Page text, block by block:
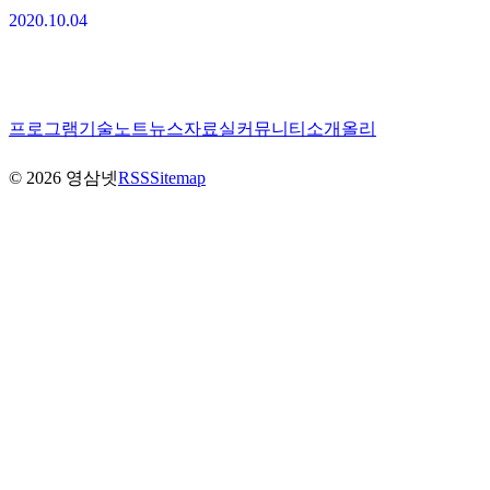
2020.10.04
프로그램기술노트뉴스자료실커뮤니티 소개 올리
© 2026 영삼넷RSSSitemap